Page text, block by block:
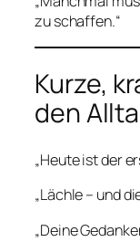
zu schaffen.“
Kurze,
den
„Heute ist der
„Lächle – und
„Deine